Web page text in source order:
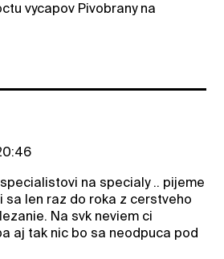
vycapov Pivobrany na
na specialy .. pijeme
sa len raz do roka z cerstveho
Na svk neviem ci
aj tak nic bo sa neodpuca pod